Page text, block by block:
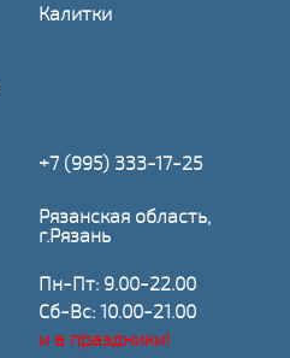
Калитки
+7 (995) 333-17-25
Рязанская область,
г.Рязань
Пн-Пт: 9.00-22.00
Сб-Вс: 10.00-21.00
и в праздники!